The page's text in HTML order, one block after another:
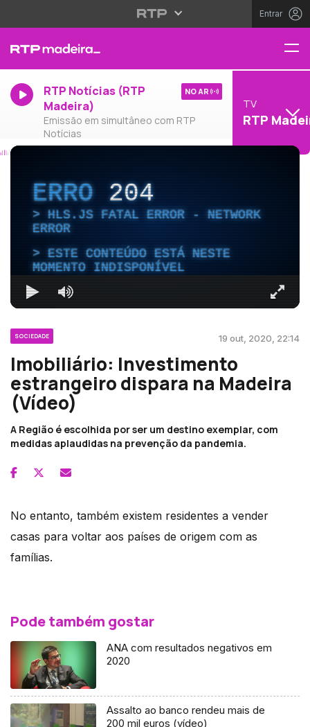
Entrar
RTP Notícias (RTP
Madeira)
Emissão em simultâneo com RTP
Notícias
NO AR
TV
RTP
ERRO204
HLS.JS FATAL ERROR - NETWORK
ERROR
ESTE CONTEÚDO ESTÁ NESTE
MOMENTO INDISPONÍVEL
SOCIEDADE 19 out, 2020, 22:14
Imobiliário: Investimento
estrangeiro dispara na Madeira
(Vídeo)
A Região é escolhida por ser um destino exemplar, com
medidas aplaudidas na prevenção da pandemia.
No entanto, também existem residentes a vender
casas para voltar aos países de origem com as
famílias.
Pode também gostar
ANA com resultados negativos em
2020
Assalto ao banco rendeu mais de
200 mil euros (vídeo)